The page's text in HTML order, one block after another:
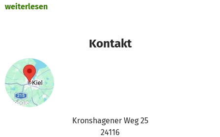
weiterlesen
Kontakt
Kronshagener Weg 25
24116